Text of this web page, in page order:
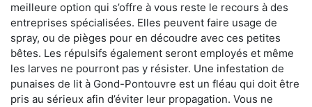
meilleure option qui s’offre à vous reste le recours à des
entreprises spécialisées. Elles peuvent faire usage de
spray, ou de pièges pour en découdre avec ces petites
bêtes. Les répulsifs également seront employés et même
les larves ne pourront pas y résister. Une infestation de
punaises de lit à Gond-Pontouvre est un fléau qui doit être
pris au sérieux afin d’éviter leur propagation. Vous ne